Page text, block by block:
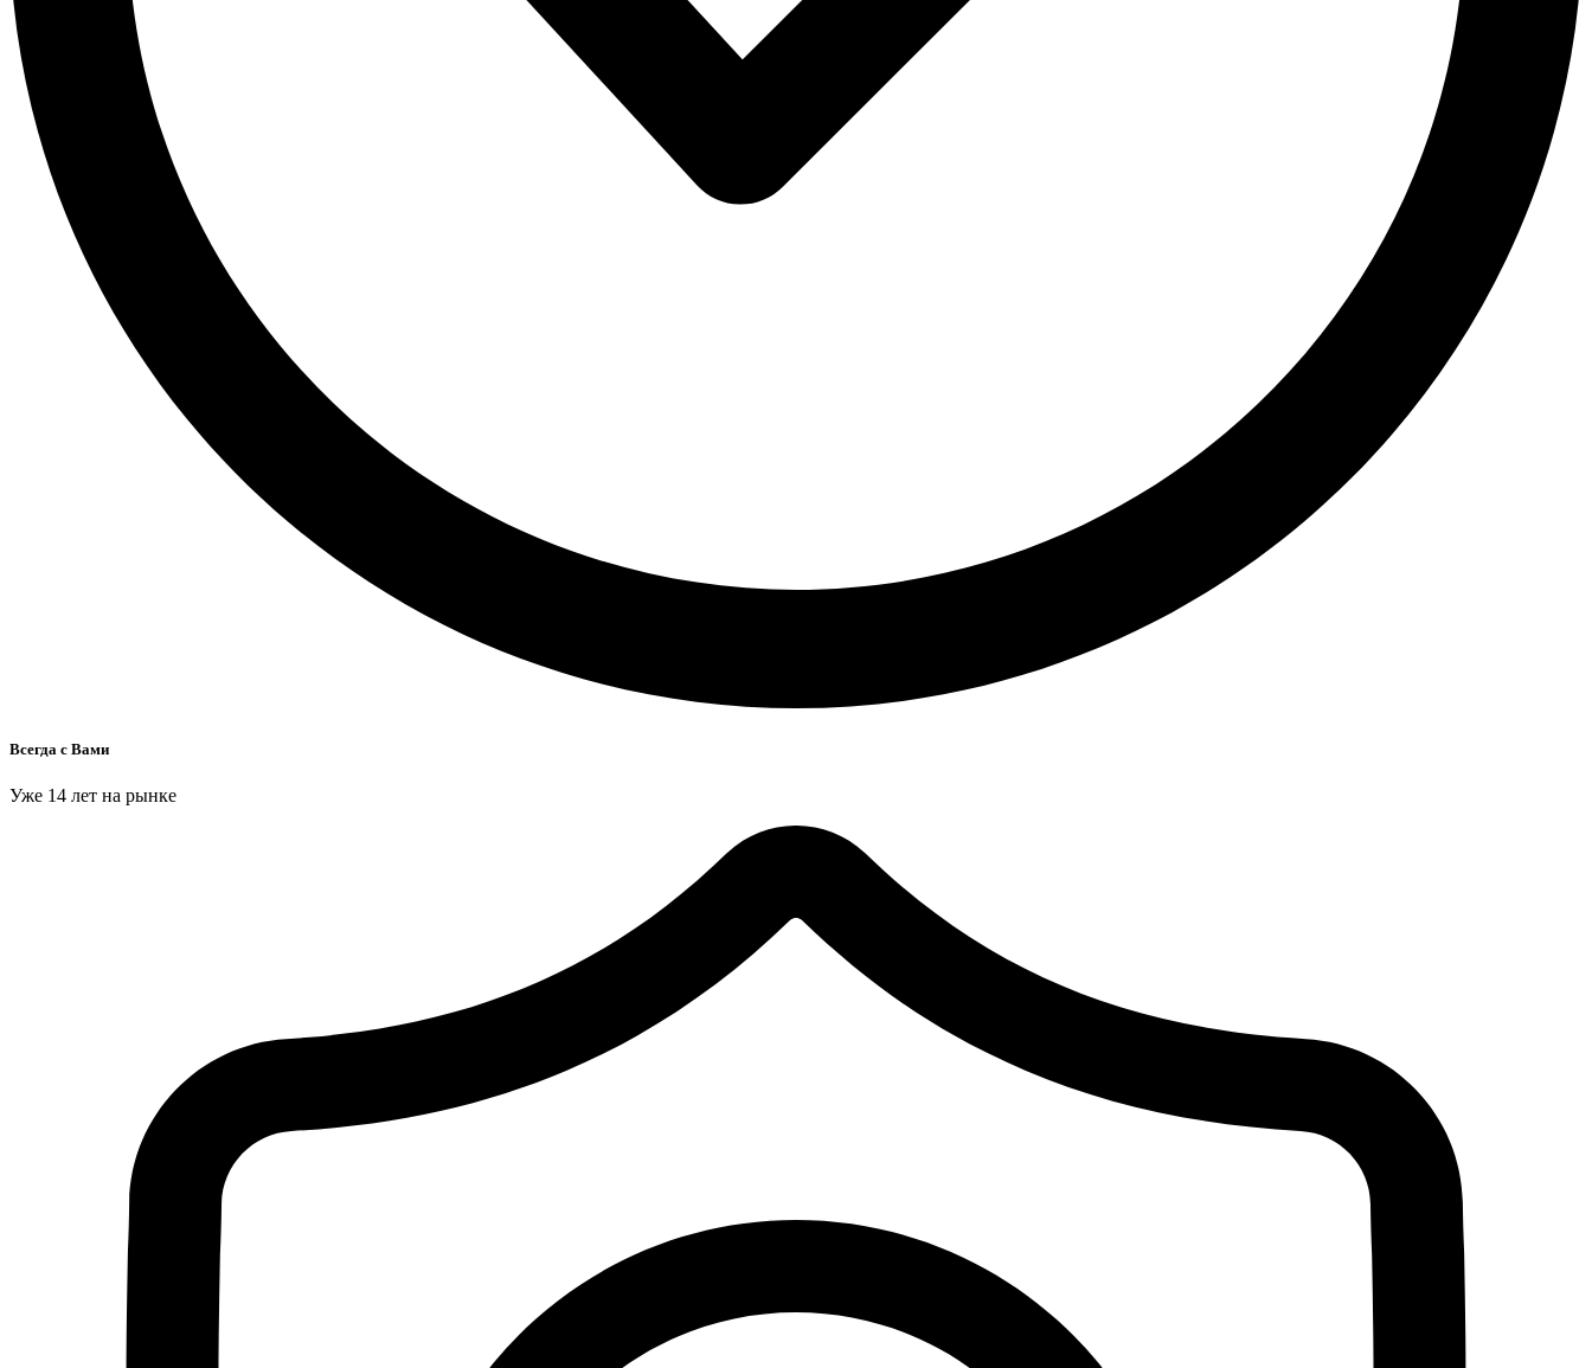
Всегда с Вами
Уже 14 лет на рынке